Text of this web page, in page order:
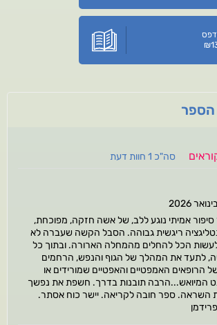
₪
הספר
סה"כ 1 חוות דעת
אמיתי נוגע ללב, של אשה חזקה, מפוכחת,
ריגשית גבוהה. הסבל הקשה שעברה לא
הכל להחלים מהמחלה הארורה. ובתוך כל
לתעד את המהלך של הגוף והנפש, הרחמים
הרופאים האמפטיים והאפטיים שמורידים או
המיואש...הרבה תובנות בדרך. חשפת את נפשך
השראה. ספר חובה לקריאה. יישר כוח אסתר.